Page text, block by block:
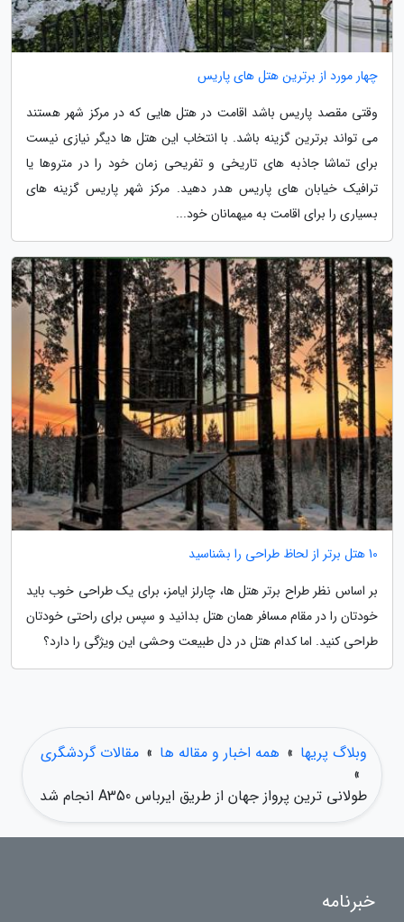
چهار مورد از برترین هتل های پاریس
وقتی مقصد پاریس باشد اقامت در هتل هایی که در مرکز شهر هستند
می تواند برترین گزینه باشد. با انتخاب این هتل ها دیگر نیازی نیست
برای تماشا جاذبه های تاریخی و تفریحی زمان خود را در متروها یا
ترافیک خیابان های پاریس هدر دهید. مرکز شهر پاریس گزینه های
بسیاری را برای اقامت به میهمانان خود...
10 هتل برتر از لحاظ طراحی را بشناسید
بر اساس نظر طراح برتر هتل ها، چارلز ایامز، برای یک طراحی خوب باید
خودتان را در مقام مسافر همان هتل بدانید و سپس برای راحتی خودتان
طراحی کنید. اما کدام هتل در دل طبیعت وحشی این ویژگی را دارد؟
وبلاگ پریها » همه اخبار و مقاله ها » مقالات گردشگری
»
طولانی ترین پرواز جهان از طریق ایرباس A350 انجام شد
خبرنامه